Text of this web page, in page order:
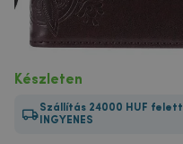
Készleten
Szállítás 24000 HUF felett
INGYENES